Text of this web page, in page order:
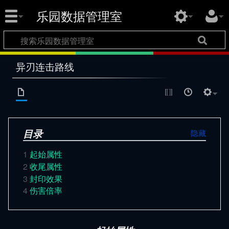
乐园数据管理室
异刃连击路线
目录
1 起始属性
2 收尾属性
3 封印效果
4伤害倍率